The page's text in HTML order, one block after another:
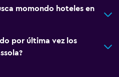
momondo hoteles en
por última vez los